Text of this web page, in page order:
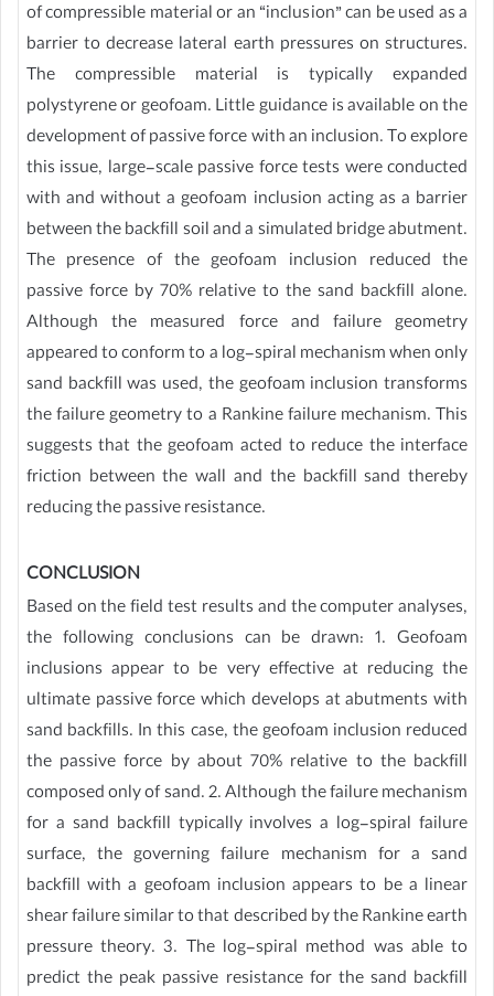
of compressible material or an “inclusion” can be used as a
barrier to decrease lateral earth pressures on structures.
The compressible material is typically expanded
polystyrene or geofoam. Little guidance is available on the
development of passive force with an inclusion. To explore
this issue, large-scale passive force tests were conducted
with and without a geofoam inclusion acting as a barrier
between the backfill soil and a simulated bridge abutment.
The presence of the geofoam inclusion reduced the
passive force by 70% relative to the sand backfill alone.
Although the measured force and failure geometry
appeared to conform to a log-spiral mechanism when only
sand backfill was used, the geofoam inclusion transforms
the failure geometry to a Rankine failure mechanism. This
suggests that the geofoam acted to reduce the interface
friction between the wall and the backfill sand thereby
reducing the passive resistance.
CONCLUSION
Based on the field test results and the computer analyses,
the following conclusions can be drawn: 1. Geofoam
inclusions appear to be very effective at reducing the
ultimate passive force which develops at abutments with
sand backfills. In this case, the geofoam inclusion reduced
the passive force by about 70% relative to the backfill
composed only of sand. 2. Although the failure mechanism
for a sand backfill typically involves a log-spiral failure
surface, the governing failure mechanism for a sand
backfill with a geofoam inclusion appears to be a linear
shear failure similar to that described by the Rankine earth
pressure theory. 3. The log-spiral method was able to
predict the peak passive resistance for the sand backfill